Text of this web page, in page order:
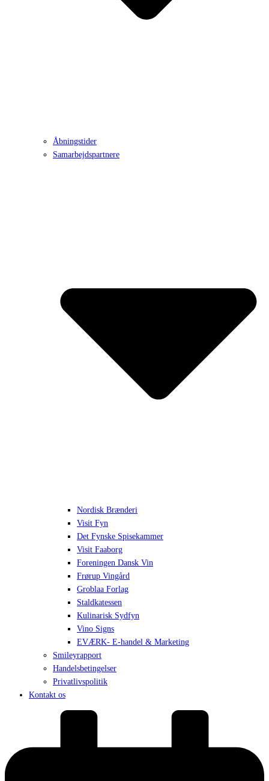
Åbningstider
Samarbejdspartnere
Nordisk Brænderi
Visit Fyn
Det Fynske Spisekammer
Visit Faaborg
Foreningen Dansk Vin
Frørup Vingård
Groblaa Forlag
Staldkatessen
Kulinarisk Sydfyn
Vino Signs
EVÆRK- E-handel & Marketing
Smileyrapport
Handelsbetingelser
Privatlivspolitik
Kontakt os